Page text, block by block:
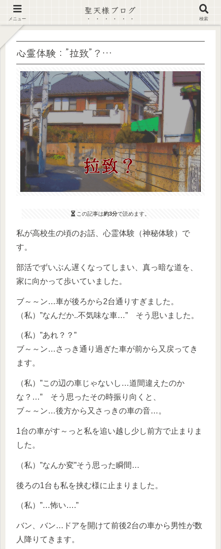
【注意喚起】偽サイト及び偽情報に注意 ▶確認する◀
心霊体験：”拉致”？…
この記事は約3分で読めます。
私が高校生の頃のお話、心霊体験（神秘体験）で
す。
部活でずいぶん遅くなってしまい、真っ暗な道を、
家に向かって歩いていました。
ブ～～ン…車が後ろから2台通りすぎました。
（私）”なんだか..不気味な車…” そう思いました。
（私）”あれ？？”
ブ～～ン…さっき通り過ぎた車が前から又戻ってき
ます。
（私）”この辺の車じゃないし…道間違えたのか
な？…” そう思ったその時振り向くと、
ブ～～ン…後方から又さっきの車の音…。
1台の車がす～っと私を追い越し少し前方で止まりま
した。
（私）”なんか変”そう思った瞬間…
後ろの1台も私を挟む様に止まりました。
（私）”…怖い….”
バン、バン…ドアを開けて前後2台の車から男性が数
人降りてきます。
メニュー
聖天様ブログ
検索